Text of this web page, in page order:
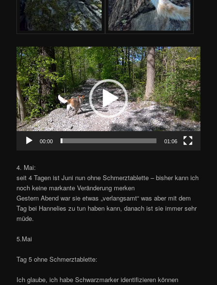
Video-
Player
00:00 01:06
4. Mai:
seit 4 Tagen ist Juni nun ohne Schmerztablette – bisher kann ich
noch keine markante Veränderung merken
Gestern Abend war sie etwas „verlangsamt“ was aber mit dem
Tag bei Hannelies zu tun haben kann, danach ist sie immer sehr
müde.
5.Mai
Tag 5 ohne Schmerztablette:
Ich glaube, ich habe Schwarzmarker identifizieren können